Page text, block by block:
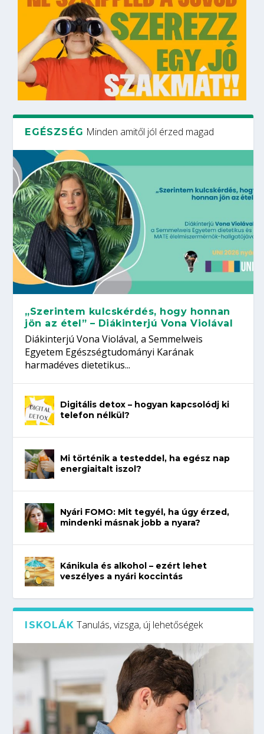
EGÉSZSÉG Minden amitől jól érzed magad
„Szerintem kulcskérdés, hogy honnan
jön az étel” – Diákinterjú Vona Violával
Diákinterjú Vona Violával, a Semmelweis
Egyetem Egészségtudományi Karának
harmadéves dietetikus...
Digitális detox – hogyan kapcsolódj ki
telefon nélkül?
Mi történik a testeddel, ha egész nap
energiaitalt iszol?
Nyári FOMO: Mit tegyél, ha úgy érzed,
mindenki másnak jobb a nyara?
Kánikula és alkohol – ezért lehet
veszélyes a nyári koccintás
ISKOLÁK Tanulás, vizsga, új lehetőségek